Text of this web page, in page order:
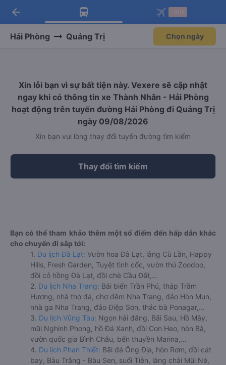
Tải app Vexere ngay!
Nhận ưu đãi thành viên độc
Mở app
Tải app Vexere
-30k/ghế khi đặt vé máy bay qua
Mở app
arrow_back
Hải Phòng Quảng Trị Chọn ngày
Xin lỗi bạn vì sự bất tiện này. Vexere sẽ cập nhật
ngay khi có thông tin xe Thành Nhân - Hải Phòng
hoạt động trên tuyến đường Hải Phòng đi Quảng Trị
ngày 09/08/2026
Xin bạn vui lòng thay đổi tuyến đường tìm kiếm
Thay đổi tìm kiếm
Bạn có thể tham khảo thêm một số điểm đến hấp dẫn khác
cho chuyến đi sắp tới:
1. Du lịch Đà Lạt: Vườn hoa Đà Lạt, làng Cù Lần, Happy
Hills, Fresh Garden, Tuyệt tình cốc, vườn thú Zoodoo,
đồi cỏ hồng Đà Lạt, đồi chè Cầu Đất,...
2. Du lịch Nha Trang: Bãi biển Trần Phú, tháp Trầm
Hương, nhà thờ đá, chợ đêm Nha Trang, đảo Hòn Mun,
nhà ga Nha Trang, đảo Điệp Sơn, thác bà Ponagar,...
3. Du lịch Vũng Tàu: Ngọn hải đăng, Bãi Sau, Hồ Mây,
mũi Nghinh Phong, hồ Đá Xanh, đồi Con Heo, hòn Bà,
vườn quốc gia Bình Châu, bến thuyền Marina,...
4. Du lịch Phan Thiết: Bãi đá Ông Địa, hòn Rơm, đồi cát
bay, Bàu Trắng - Bàu Sen, suối Tiên, làng chài Mũi Né,